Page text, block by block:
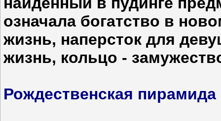
означала богатство в
жизнь, наперсток для
жизнь, кольцо -
Рождественская пирамида